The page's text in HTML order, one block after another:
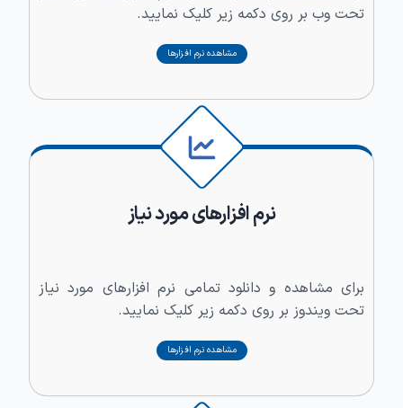
تحت وب بر روی دکمه زیر کلیک نمایید.
مشاهده نرم افزارها
نرم افزارهای مورد نیاز
برای مشاهده و دانلود تمامی نرم افزارهای مورد نیاز
تحت ویندوز بر روی دکمه زیر کلیک نمایید.
مشاهده نرم افزارها